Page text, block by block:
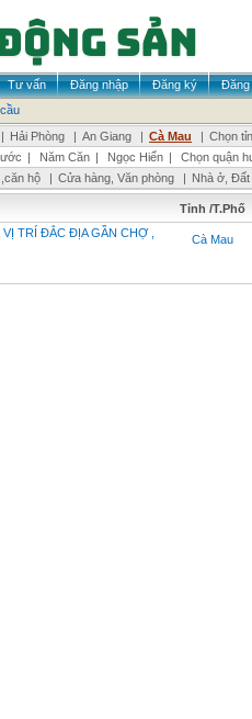
Tư vấn Đăng nhập Đăng ký
Đăng
| Hải Phòng | An Giang | Cà Mau | Chọn
| Năm Căn | Ngọc Hiển |
Chọn quận
hộ | Cửa hàng, Văn phòng | Nhà ở,
Tỉnh /T.Phố
TRÍ ĐẮC ĐỊA GẦN CHỢ ,
Cà Mau